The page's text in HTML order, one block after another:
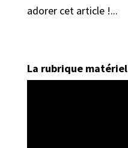
adorer cet article !...
La rubrique matériel